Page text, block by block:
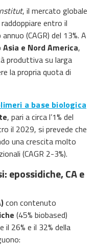
, il mercato globale
entro il
(CAGR) del 13%. A
Asia e Nord America,
produttiva su larga
la propria quota di
a base biologica
, pari a circa l’1% del
il 2029, si prevede che
una crescita molto
(CAGR 2-3%).
epossidiche, CA e
con contenuto
(45% biobased)
26% e il 32% della